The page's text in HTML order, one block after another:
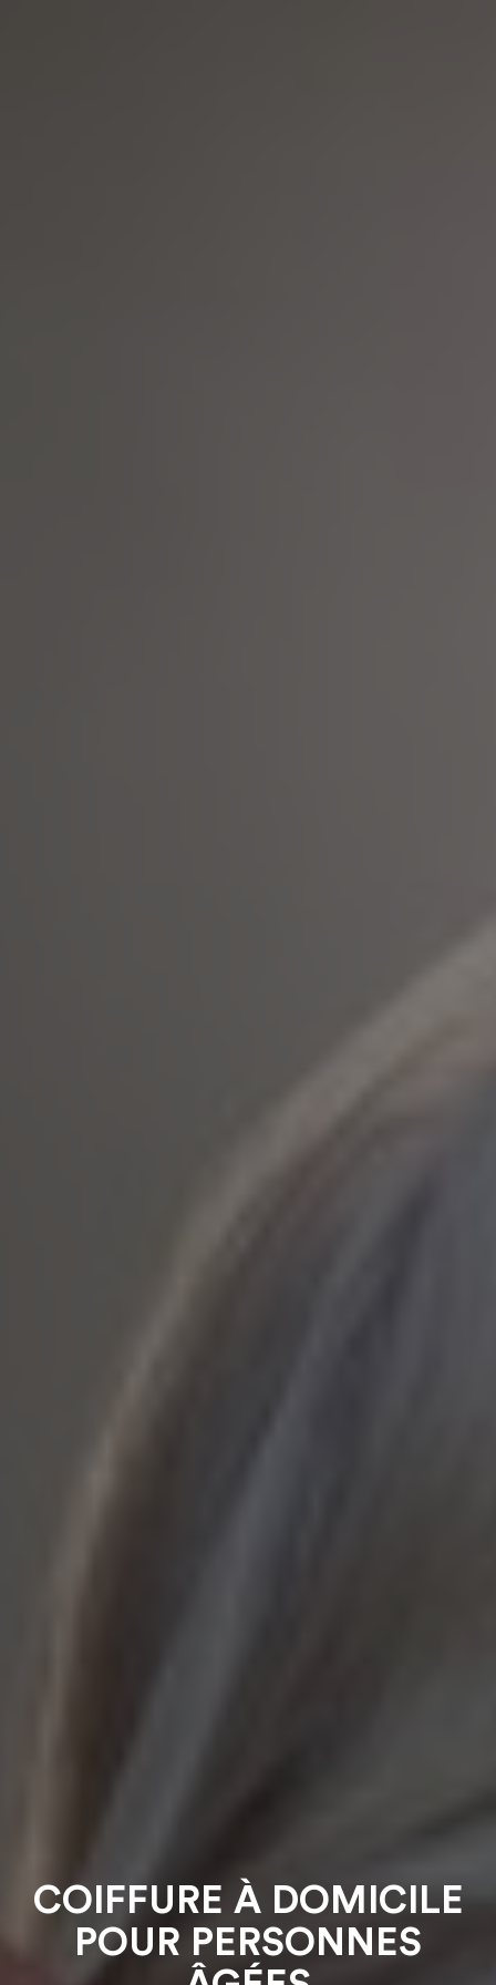
COIFFURE À DOMICILE
POUR PERSONNES